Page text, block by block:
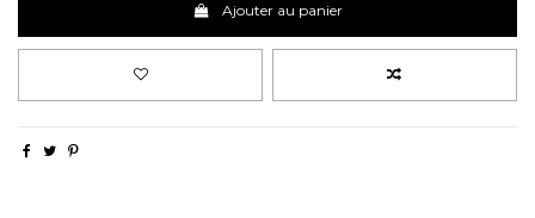
Ajouter au panier